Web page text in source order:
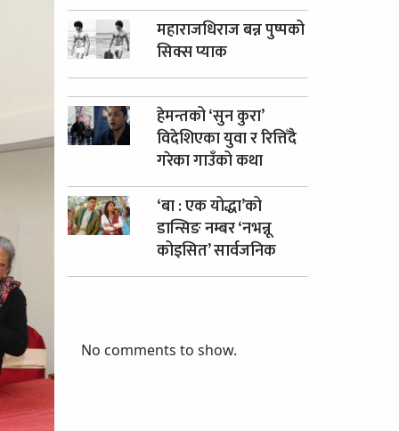
महाराजधिराज बन्न पुष्पको
सिक्स प्याक
हेमन्तको ‘सुन कुरा’
विदेशिएका युवा र रित्तिँदै
गरेका गाउँको कथा
‘बा : एक योद्धा’को
डान्सिङ नम्बर ‘नभन्नू
कोइसित’ सार्वजनिक
No comments to show.